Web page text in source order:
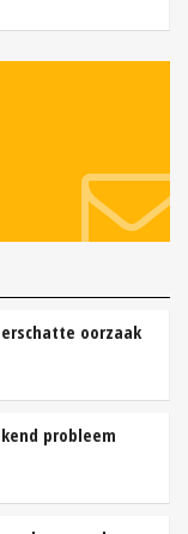
oorzaak
probleem